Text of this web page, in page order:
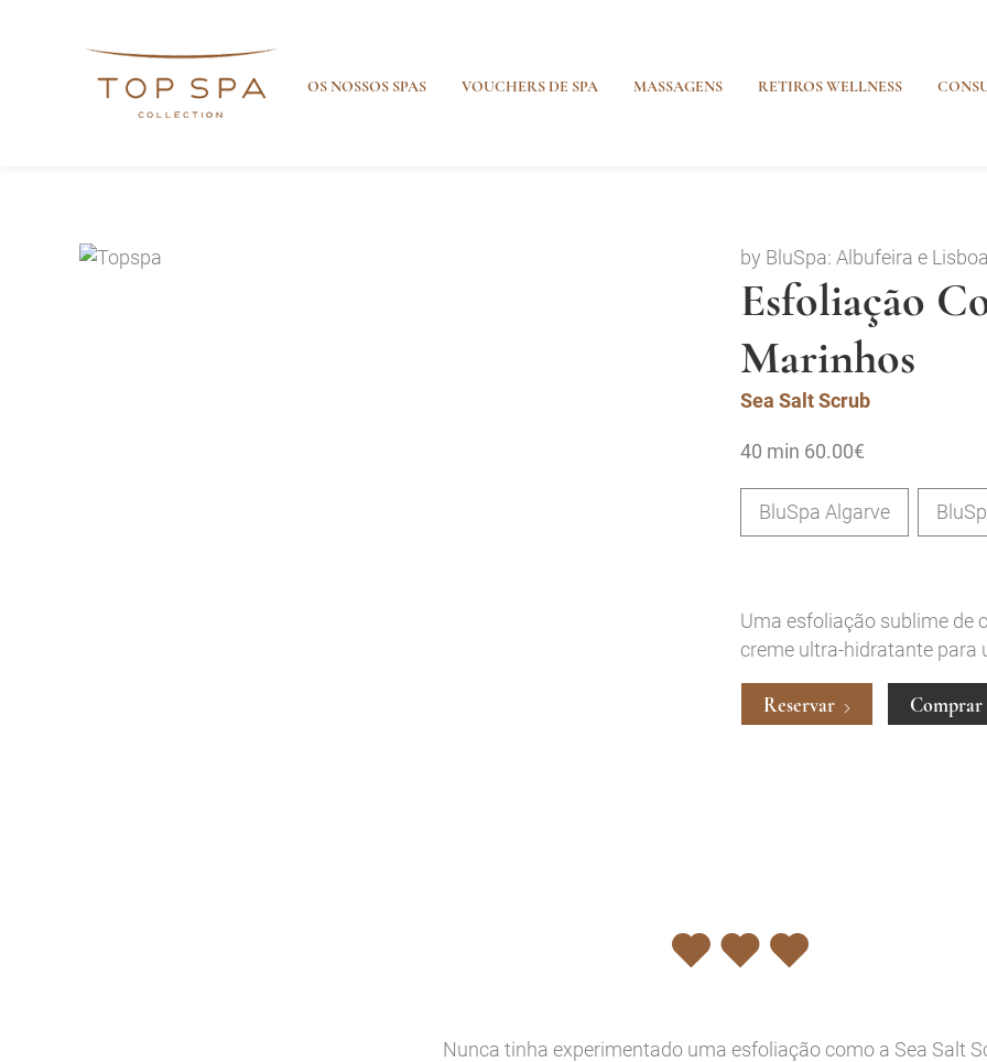
OS NOSSOS SPAS VOUCHERS DE SPA MASSAGENS RETIROS WELLNESS
by BluSpa: Albufeira e Lisboa
Esfoliação
Marinhos
Sea Salt Scrub
40 min 60.00€
BluSpa Algarve
Uma esfoliação sublime de
creme ultra-hidratante para
Reservar Comprar
Nunca tinha experimentado uma esfoliação como a Sea Salt